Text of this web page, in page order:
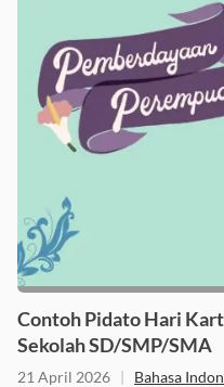
Contoh Pidato Hari
Sekolah SD/SMP/SMA
21 April 2026 | Bahasa